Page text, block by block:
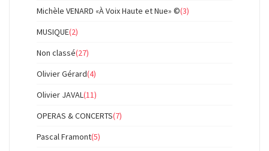
Michèle VENARD «À Voix Haute et Nue» ©(3)
MUSIQUE(2)
Non classé(27)
Olivier Gérard(4)
Olivier JAVAL (11)
OPERAS & CONCERTS(7)
Pascal Framont(5)